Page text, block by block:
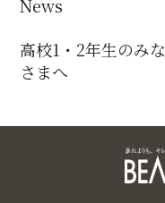
News
高校1・2年生のみな
さまへ